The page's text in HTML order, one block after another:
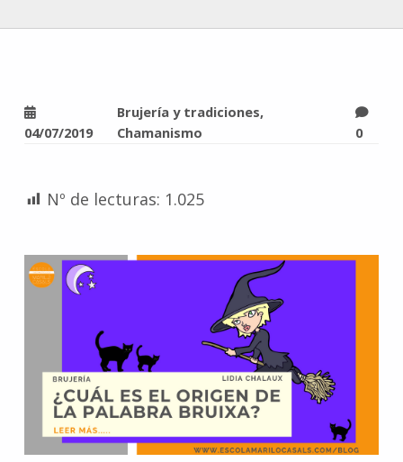
04/07/2019 0
Brujería y tradiciones,
Chamanismo
Nº de lecturas: 1.025